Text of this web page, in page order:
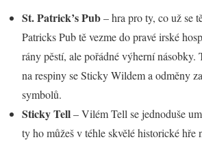
St. Patrick’s Pub– hra pro ty, co už se
Patricks Pub tě vezme do pravé irské
rány pěstí, ale pořádné výherní násobky.
na respiny se Sticky Wildem a odměny
symbolů.
Sticky Tell– Vilém Tell se jednoduše
ty ho můžeš v téhle skvělé historické hře